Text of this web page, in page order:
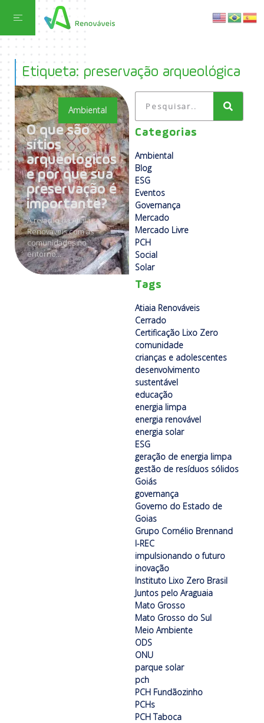
Etiqueta: preservação arqueológica
Ambiental
O que são
sítios
arqueológicos
e por que sua
preservação é
importante?
A relação da Atiaia
Renováveis com as
comunidades no
entorno...
Categorias
Ambiental
Blog
ESG
Eventos
Governança
Mercado
Mercado Livre
PCH
Social
Solar
Tags
Atiaia Renováveis
Cerrado
Certificação Lixo Zero
comunidade
crianças e adolescentes
desenvolvimento
sustentável
educação
energia limpa
energia renovável
energia solar
ESG
geração de energia limpa
gestão de resíduos sólidos
Goiás
governança
Governo do Estado de
Goias
Grupo Cornélio Brennand
I-REC
impulsionando o futuro
inovação
Instituto Lixo Zero Brasil
Juntos pelo Araguaia
Mato Grosso
Mato Grosso do Sul
Meio Ambiente
ODS
ONU
parque solar
pch
PCH Fundãozinho
PCHs
PCH Taboca